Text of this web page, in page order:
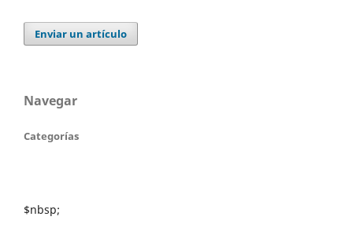
Enviar un artículo
Navegar
Categorías
$nbsp;